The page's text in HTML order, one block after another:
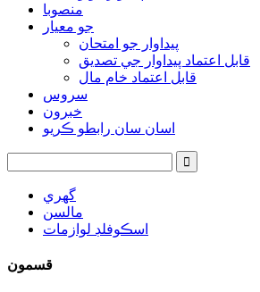
منصوبا
جو معيار
پيداوار جو امتحان
قابل اعتماد پيداوار جي تصديق
قابل اعتماد خام مال
سروس
خبرون
اسان سان رابطو ڪريو
گهري
مالسن
اسڪوفلڊ لوازمات
قسمون